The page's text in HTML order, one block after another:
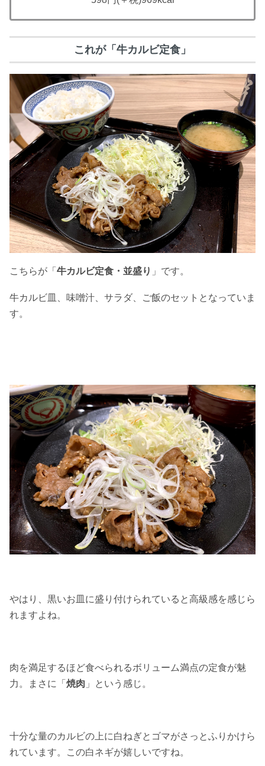
これが「牛カルビ定食」
こちらが「 牛カルビ定食・並盛り 」です。
牛カルビ皿、味噌汁、サラダ、ご飯のセットとなっていま
す。
やはり、黒いお皿に盛り付けられていると高級感を感じら
れますよね。
肉を満足するほど食べられるボリューム満点の定食が魅
力。まさに「 焼肉 」という感じ。
十分な量のカルビの上に白ねぎとゴマがさっとふりかけら
れています。この白ネギが嬉しいですね。